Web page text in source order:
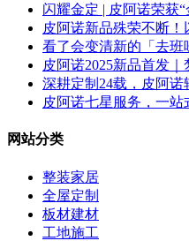
闪耀金定 | 皮阿诺荣获
皮阿诺新品殊荣不断
看了会变清新的「去班
皮阿诺2025新品首发
深耕定制24载，皮阿
皮阿诺七星服务，一站
网站分类
整装家居
全屋定制
板材建材
工地施工